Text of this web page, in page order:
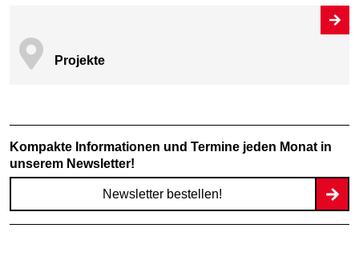
Projekte
Kompakte Informationen und Termine jeden Monat in
unserem Newsletter!
Newsletter bestellen!